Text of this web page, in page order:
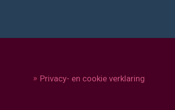
Privacy- en cookie verklaring